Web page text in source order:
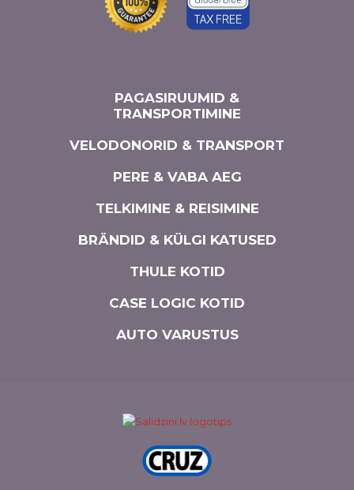
PAGASIRUUMID &
TRANSPORTIMINE
VELODONORID & TRANSPORT
PERE & VABA AEG
TELKIMINE & REISIMINE
BRÄNDID & KÜLGI KATUSED
THULE KOTID
CASE LOGIC KOTID
AUTO VARUSTUS